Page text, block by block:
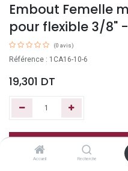
Accueil Recherche
Embout Femelle
pour flexible 3/8" -
(0 avis)
Référence : 1CA16-10-6
19,301 DT